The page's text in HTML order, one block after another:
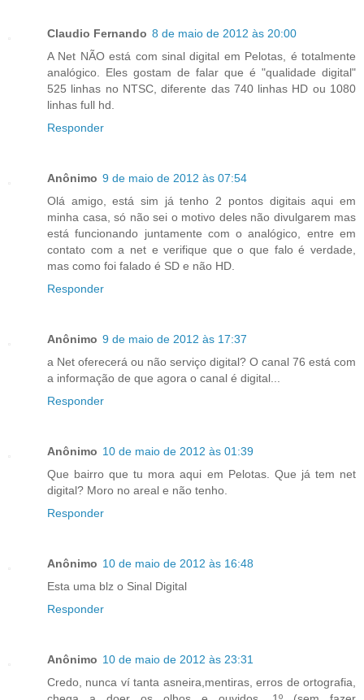
Claudio Fernando 8 de maio de 2012 às 20:00
A Net NÃO está com sinal digital em Pelotas, é totalmente
analógico. Eles gostam de falar que é "qualidade digital"
525 linhas no NTSC, diferente das 740 linhas HD ou 1080
linhas full hd.
Responder
Anônimo 9 de maio de 2012 às 07:54
Olá amigo, está sim já tenho 2 pontos digitais aqui em
minha casa, só não sei o motivo deles não divulgarem mas
está funcionando juntamente com o analógico, entre em
contato com a net e verifique que o que falo é verdade,
mas como foi falado é SD e não HD.
Responder
Anônimo 9 de maio de 2012 às 17:37
a Net oferecerá ou não serviço digital? O canal 76 está com
a informação de que agora o canal é digital...
Responder
Anônimo 10 de maio de 2012 às 01:39
Que bairro que tu mora aqui em Pelotas. Que já tem net
digital? Moro no areal e não tenho.
Responder
Anônimo 10 de maio de 2012 às 16:48
Esta uma blz o Sinal Digital
Responder
Anônimo 10 de maio de 2012 às 23:31
Credo, nunca ví tanta asneira,mentiras, erros de ortografia,